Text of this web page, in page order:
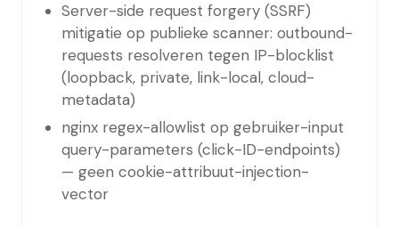
Server-side request forgery (SSRF)
mitigatie op publieke scanner: outbound-
requests resolveren tegen IP-blocklist
(loopback, private, link-local, cloud-
metadata)
nginx regex-allowlist op gebruiker-input
query-parameters (click-ID-endpoints)
— geen cookie-attribuut-injection-
vector